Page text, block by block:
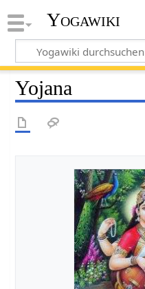
Yogawiki
Yojana